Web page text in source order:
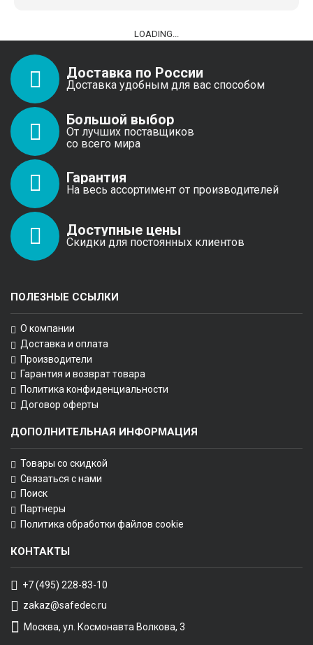
LOADING...
Доставка по России
Доставка удобным для вас способом
Большой выбор
От лучших поставщиков
со всего мира
Гарантия
На весь ассортимент от производителей
Доступные цены
Скидки для постоянных клиентов
ПОЛЕЗНЫЕ ССЫЛКИ
О компании
Доставка и оплата
Производители
Гарантия и возврат товара
Политика конфиденциальности
Договор оферты
ДОПОЛНИТЕЛЬНАЯ ИНФОРМАЦИЯ
Товары со скидкой
Связаться с нами
Поиск
Партнеры
Политика обработки файлов cookie
КОНТАКТЫ
+7 (495) 228-83-10
zakaz@safedec.ru
Москва, ул. Космонавта Волкова, 3